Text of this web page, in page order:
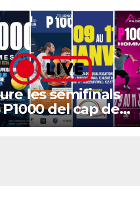
les semifinals
del cap de